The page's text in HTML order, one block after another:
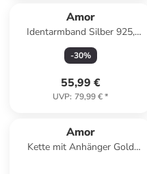
Amor
Identarmband Silber 925,
rhodiniert in Silber
-30%
55,99 €
UVP: 79,99 €*
Amor
Kette mit Anhänger Gold